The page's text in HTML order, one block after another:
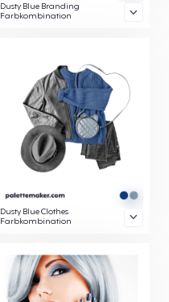
Dusty Blue Branding
Farbkombination
Dusty Blue Clothes
Farbkombination